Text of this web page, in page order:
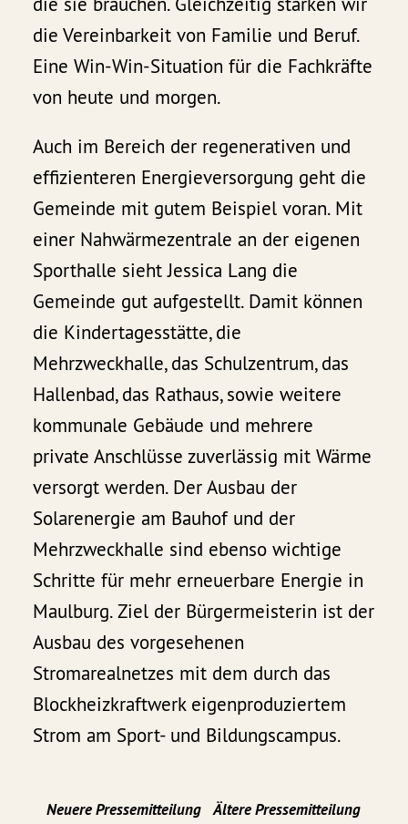
die Vereinbarkeit von Familie und Beruf.
Eine Win-Win-Situation für die Fachkräfte
von heute und morgen.
Auch im Bereich der regenerativen und
effizienteren Energieversorgung geht die
Gemeinde mit gutem Beispiel voran. Mit
einer Nahwärmezentrale an der eigenen
Sporthalle sieht Jessica Lang die
Gemeinde gut aufgestellt. Damit können
die Kindertagesstätte, die
Mehrzweckhalle, das Schulzentrum, das
Hallenbad, das Rathaus, sowie weitere
kommunale Gebäude und mehrere
private Anschlüsse zuverlässig mit Wärme
versorgt werden. Der Ausbau der
Solarenergie am Bauhof und der
Mehrzweckhalle sind ebenso wichtige
Schritte für mehr erneuerbare Energie in
Maulburg. Ziel der Bürgermeisterin ist der
Ausbau des vorgesehenen
Stromarealnetzes mit dem durch das
Blockheizkraftwerk eigenproduziertem
Strom am Sport- und Bildungscampus.
Neuere Pressemitteilung Ältere Pressemitteilung